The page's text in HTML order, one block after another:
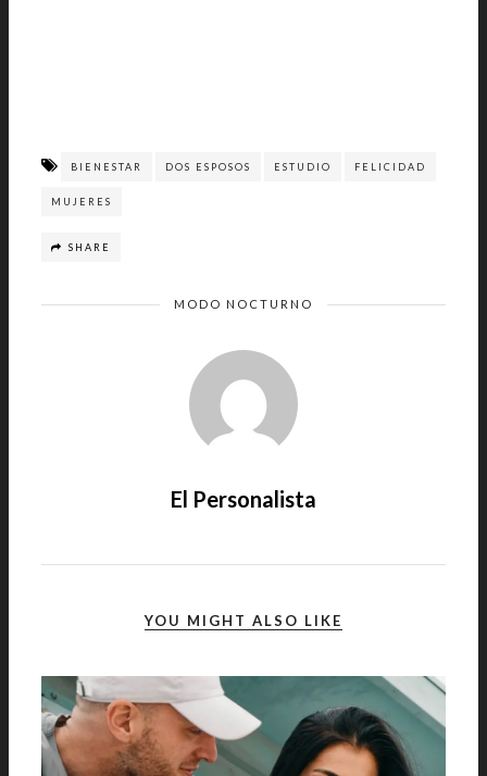
BIENESTAR DOS ESPOSOS ESTUDIO FELICIDAD
MUJERES
SHARE
MODO NOCTURNO
El Personalista
YOU MIGHT ALSO LIKE